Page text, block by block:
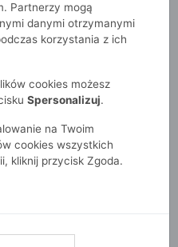
Partnerzy mogą
danymi otrzymanymi
korzystania z ich
cookies możesz
Spersonalizuj.
na Twoim
cookies wszystkich
kliknij przycisk Zgoda.